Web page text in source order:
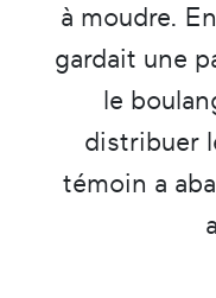
à moudre.
gardait une
le
distribuer
témoin a